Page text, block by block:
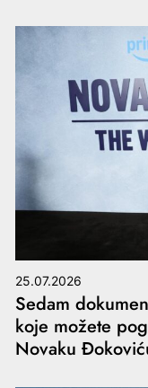
25.07.2026
Sedam
koje možete
Novaku